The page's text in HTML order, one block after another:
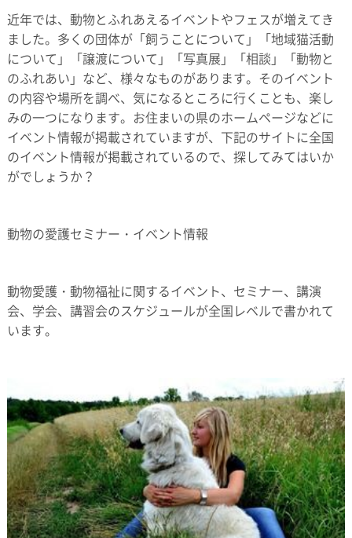
近年では、動物とふれあえるイベントやフェスが増えてき
ました。多くの団体が「飼うことについて」「地域猫活動
について」「譲渡について」「写真展」「相談」「動物と
のふれあい」など、様々なものがあります。そのイベント
の内容や場所を調べ、気になるところに行くことも、楽し
みの一つになります。お住まいの県のホームページなどに
イベント情報が掲載されていますが、下記のサイトに全国
のイベント情報が掲載されているので、探してみてはいか
がでしょうか？
動物の愛護セミナー・イベント情報
動物愛護・動物福祉に関するイベント、セミナー、講演
会、学会、講習会のスケジュールが全国レベルで書かれて
います。